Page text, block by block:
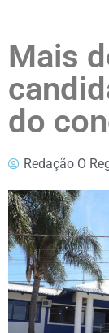
Mais
do
Redação O